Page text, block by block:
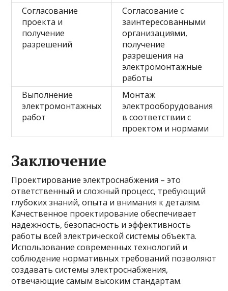
Согласование
проекта и
получение
разрешений
Согласование с
заинтересованными
организациями,
получение
разрешения на
электромонтажные
работы
Выполнение
электромонтажных
работ
Монтаж
электрооборудования
в соответствии с
проектом и нормами
Заключение
Проектирование электроснабжения – это
ответственный и сложный процесс, требующий
глубоких знаний, опыта и внимания к деталям.
Качественное проектирование обеспечивает
надежность, безопасность и эффективность
работы всей электрической системы объекта.
Использование современных технологий и
соблюдение нормативных требований позволяют
создавать системы электроснабжения,
отвечающие самым высоким стандартам.